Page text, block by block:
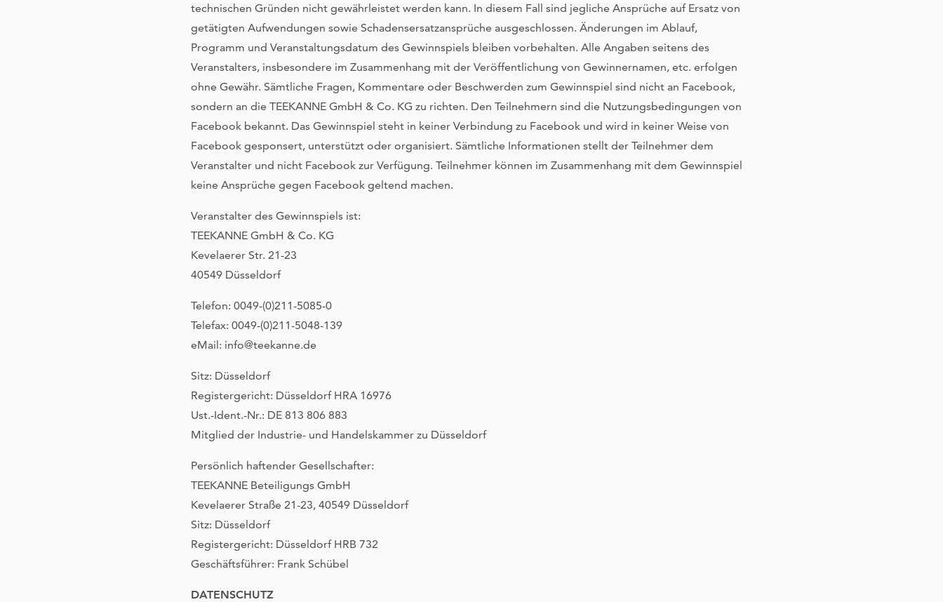
technischen Gründen nicht gewährleistet werden kann. In diesem Fall sind jegliche Ansprüche auf Ersatz von
getätigten Aufwendungen sowie Schadensersatzansprüche ausgeschlossen. Änderungen im Ablauf,
Programm und Veranstaltungsdatum des Gewinnspiels bleiben vorbehalten. Alle Angaben seitens des
Veranstalters, insbesondere im Zusammenhang mit der Veröffentlichung von Gewinnernamen, etc. erfolgen
ohne Gewähr. Sämtliche Fragen, Kommentare oder Beschwerden zum Gewinnspiel sind nicht an Facebook,
sondern an die TEEKANNE GmbH & Co. KG zu richten. Den Teilnehmern sind die Nutzungsbedingungen von
Facebook bekannt. Das Gewinnspiel steht in keiner Verbindung zu Facebook und wird in keiner Weise von
Facebook gesponsert, unterstützt oder organisiert. Sämtliche Informationen stellt der Teilnehmer dem
Veranstalter und nicht Facebook zur Verfügung. Teilnehmer können im Zusammenhang mit dem Gewinnspiel
keine Ansprüche gegen Facebook geltend machen.
Veranstalter des Gewinnspiels ist:
TEEKANNE GmbH & Co. KG
Kevelaerer Str. 21-23
40549 Düsseldorf
Telefon: 0049-(0)211-5085-0
Telefax: 0049-(0)211-5048-139
eMail: info@teekanne.de
Sitz: Düsseldorf
Registergericht: Düsseldorf HRA 16976
Ust.-Ident.-Nr.: DE 813 806 883
Mitglied der Industrie- und Handelskammer zu Düsseldorf
Persönlich haftender Gesellschafter:
TEEKANNE Beteiligungs GmbH
Kevelaerer Straße 21-23, 40549 Düsseldorf
Sitz: Düsseldorf
Registergericht: Düsseldorf HRB 732
Geschäftsführer: Frank Schübel
DATENSCHUTZ